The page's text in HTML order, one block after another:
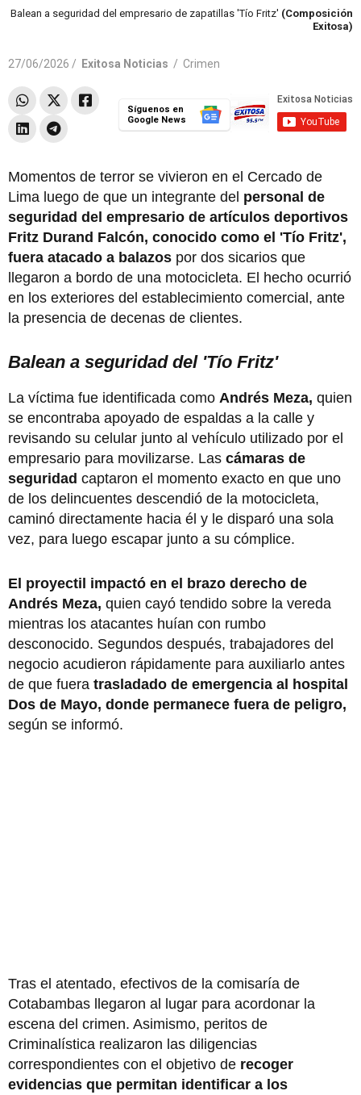
Balean a seguridad del empresario de zapatillas 'Tío Fritz' (Composición
Exitosa)
27/06/2026 / Exitosa Noticias / Crimen
Síguenos en
Google News
Momentos de terror se vivieron en el Cercado de
Lima luego de que un integrante del personal de
seguridad del empresario de artículos deportivos
Fritz Durand Falcón, conocido como el 'Tío Fritz',
fuera atacado a balazos por dos sicarios que
llegaron a bordo de una motocicleta. El hecho ocurrió
en los exteriores del establecimiento comercial, ante
la presencia de decenas de clientes.
Balean a seguridad del 'Tío Fritz'
La víctima fue identificada como Andrés Meza, quien
se encontraba apoyado de espaldas a la calle y
revisando su celular junto al vehículo utilizado por el
empresario para movilizarse. Las cámaras de
seguridad captaron el momento exacto en que uno
de los delincuentes descendió de la motocicleta,
caminó directamente hacia él y le disparó una sola
vez, para luego escapar junto a su cómplice.
El proyectil impactó en el brazo derecho de
Andrés Meza, quien cayó tendido sobre la vereda
mientras los atacantes huían con rumbo
desconocido. Segundos después, trabajadores del
negocio acudieron rápidamente para auxiliarlo antes
de que fuera trasladado de emergencia al hospital
Dos de Mayo, donde permanece fuera de peligro,
según se informó.
Tras el atentado, efectivos de la comisaría de
Cotabambas llegaron al lugar para acordonar la
escena del crimen. Asimismo, peritos de
Criminalística realizaron las diligencias
correspondientes con el objetivo de recoger
evidencias que permitan identificar a los